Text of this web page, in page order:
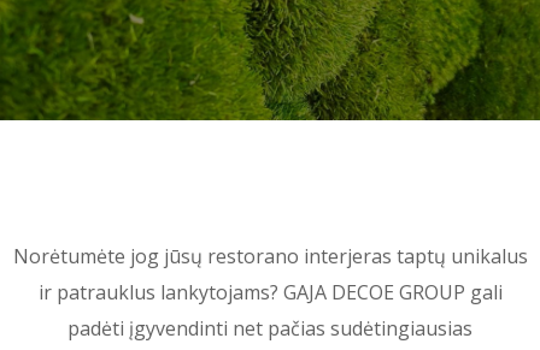
Norėtumėte jog jūsų restorano interjeras taptų unikalus
ir patrauklus lankytojams? GAJA DECOE GROUP gali
padėti įgyvendinti net pačias sudėtingiausias